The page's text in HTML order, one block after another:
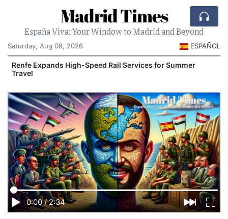
Madrid Times
España Viva: Your Window to Madrid and Beyond
Saturday, Aug 08, 2026
ESPAÑOL
Renfe Expands High-Speed Rail Services for Summer
Travel
0:00 / 2:34